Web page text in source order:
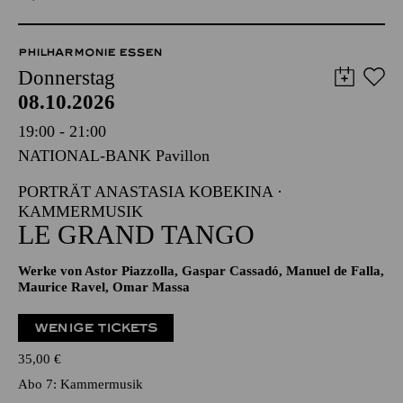
PHILHARMONIE ESSEN
Donnerstag
08.10.2026
19:00 - 21:00
NATIONAL-BANK Pavillon
PORTRÄT ANASTASIA KOBEKINA ·
KAMMERMUSIK
LE GRAND TANGO
Werke von Astor Piazzolla, Gaspar Cassadó, Manuel de Falla,
Maurice Ravel, Omar Massa
WENIGE TICKETS
35,00 €
Abo 7: Kammermusik